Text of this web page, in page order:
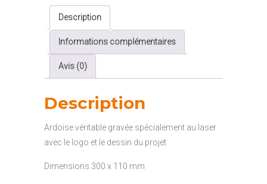
Logo
Description
Informations complémentaires
Avis (0)
Description
Ardoise véritable gravée spécialement au laser
avec le logo et le dessin du projet
Dimensions 300 x 110 mm